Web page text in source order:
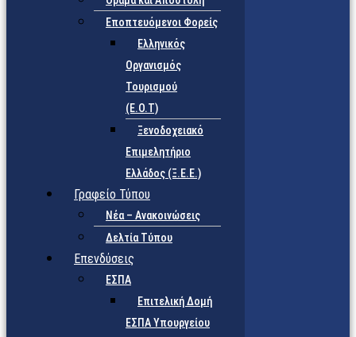
Εποπτευόμενοι Φορείς
Eλληνικός
Οργανισμός
Τουρισμού
(Ε.Ο.Τ)
Ξενοδοχειακό
Επιμελητήριο
Ελλάδος (Ξ.Ε.Ε.)
Γραφείο Τύπου
Νέα – Ανακοινώσεις
Δελτία Τύπου
Επενδύσεις
ΕΣΠΑ
Επιτελική Δομή
ΕΣΠΑ Υπουργείου